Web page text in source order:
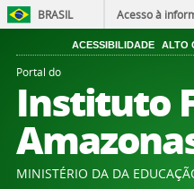
BRASIL Acesso à
ACESSIBILIDADE ALTO
Portal do
Instituto
MINISTÉRIO DA DA